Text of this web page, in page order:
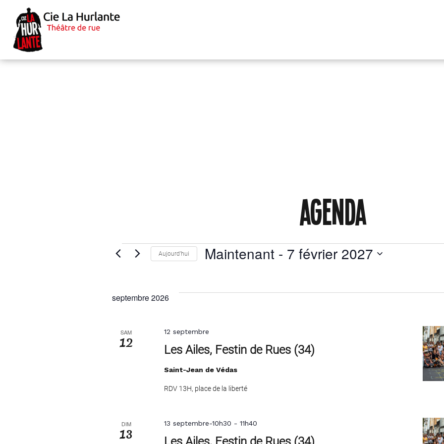
AGENDA
Évènements
Aujourd’hui Maintenant - 7 février 2027
septembre 2026
SAM
12 Les Ailes, Festin de Rues (34)
12 septembre
Saint-Jean de Védas
RDV 13H, place de la liberté
DIM
13
13 septembre-10h30 - 11h40